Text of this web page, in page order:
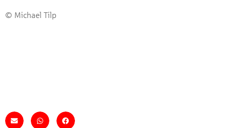
© Michael Tilp